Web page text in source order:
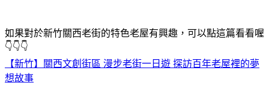
如果對於新竹關西老街的特色老屋有興趣，可以點這篇看看喔
👇👇👇
【新竹】關西文創街區 漫步老街一日遊 探訪百年老屋裡的夢
想故事